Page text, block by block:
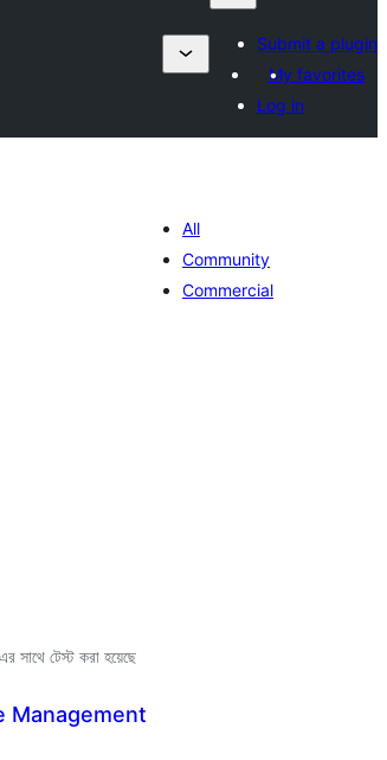
Submit a plugin
My favorites
Log in
All
Community
Commercial
সাথে টেস্ট করা হয়েছে
Management